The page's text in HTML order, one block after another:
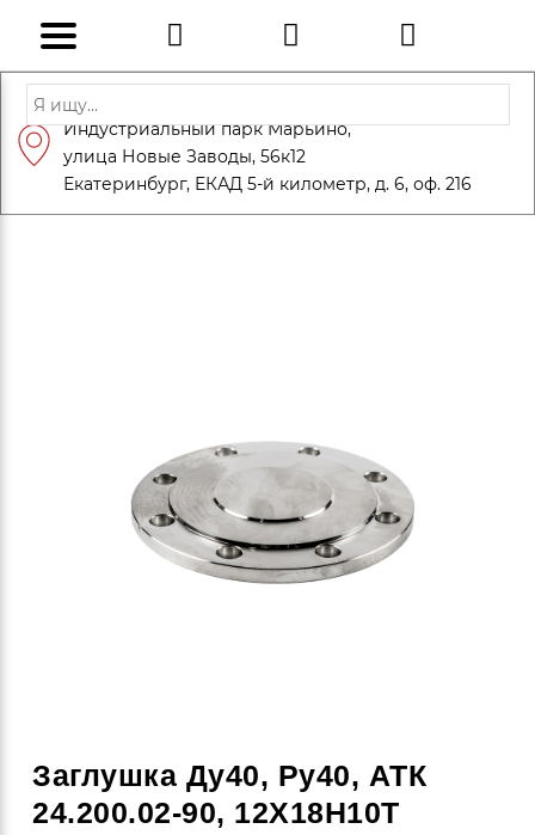
+7 (812) 600-10-15
info@eversteel.ru
Адрес: Санкт-Петербург, Петергоф,
Индустриальный парк Марьино,
улица Новые Заводы, 56к12
Екатеринбург, ЕКАД 5-й километр, д. 6, оф. 216
ЗАКАЗАТЬ ЗВОНОК
Заглушка Ду40, Ру40, АТК
24.200.02-90, 12Х18Н10Т